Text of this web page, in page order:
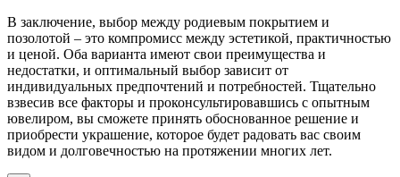
В заключение, выбор между родиевым покрытием и
позолотой – это компромисс между эстетикой, практичностью
и ценой. Оба варианта имеют свои преимущества и
недостатки, и оптимальный выбор зависит от
индивидуальных предпочтений и потребностей. Тщательно
взвесив все факторы и проконсультировавшись с опытным
ювелиром, вы сможете принять обоснованное решение и
приобрести украшение, которое будет радовать вас своим
видом и долговечностью на протяжении многих лет.